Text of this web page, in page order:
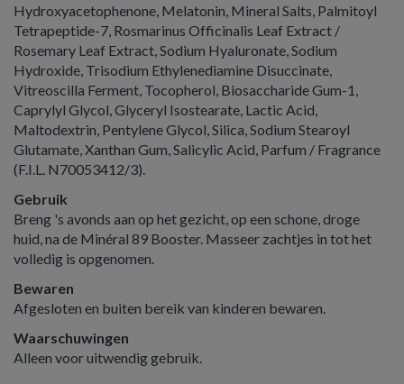
Hydroxyacetophenone, Melatonin, Mineral Salts, Palmitoyl
Tetrapeptide-7, Rosmarinus Officinalis Leaf Extract /
Rosemary Leaf Extract, Sodium Hyaluronate, Sodium
Hydroxide, Trisodium Ethylenediamine Disuccinate,
Vitreoscilla Ferment, Tocopherol, Biosaccharide Gum-1,
Caprylyl Glycol, Glyceryl Isostearate, Lactic Acid,
Maltodextrin, Pentylene Glycol, Silica, Sodium Stearoyl
Glutamate, Xanthan Gum, Salicylic Acid, Parfum / Fragrance
(F.I.L. N70053412/3).
Gebruik
Breng 's avonds aan op het gezicht, op een schone, droge
huid, na de Minéral 89 Booster. Masseer zachtjes in tot het
volledig is opgenomen.
Bewaren
Afgesloten en buiten bereik van kinderen bewaren.
Waarschuwingen
Alleen voor uitwendig gebruik.